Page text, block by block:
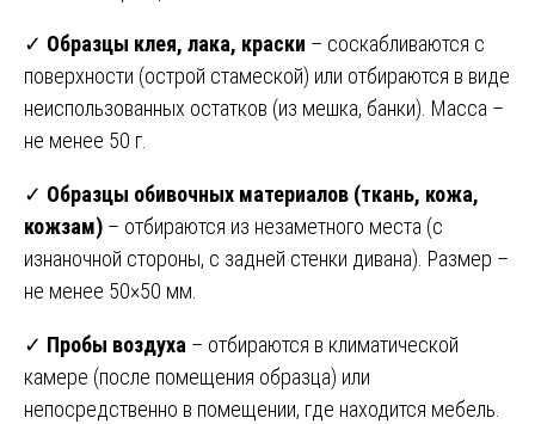
✓ Образцы клея, лака, краски – соскабливаются с
поверхности (острой стамеской) или отбираются в виде
неиспользованных остатков (из мешка, банки). Масса –
не менее 50 г.
✓ Образцы обивочных материалов (ткань, кожа,
кожзам) – отбираются из незаметного места (с
изнаночной стороны, с задней стенки дивана). Размер –
не менее 50×50 мм.
✓ Пробы воздуха – отбираются в климатической
камере (после помещения образца) или
непосредственно в помещении, где находится мебель.